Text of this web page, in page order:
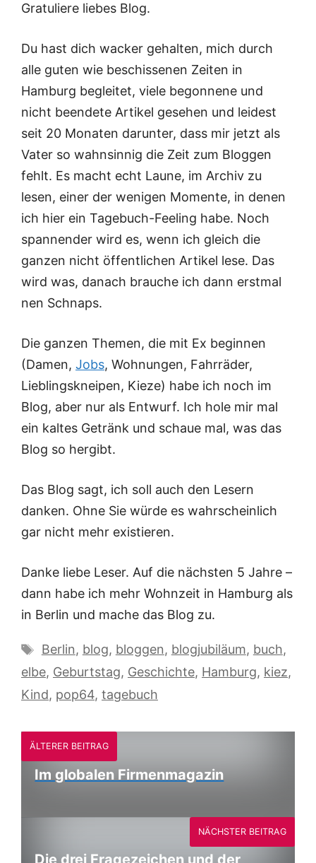
Gratuliere liebes Blog.
Du hast dich wacker gehalten, mich durch
alle guten wie beschissenen Zeiten in
Hamburg begleitet, viele begonnene und
nicht beendete Artikel gesehen und leidest
seit 20 Monaten darunter, dass mir jetzt als
Vater so wahnsinnig die Zeit zum Bloggen
fehlt. Es macht echt Laune, im Archiv zu
lesen, einer der wenigen Momente, in denen
ich hier ein Tagebuch-Feeling habe. Noch
spannender wird es, wenn ich gleich die
ganzen nicht öffentlichen Artikel lese. Das
wird was, danach brauche ich dann erstmal
nen Schnaps.
Die ganzen Themen, die mit Ex beginnen
(Damen, Jobs, Wohnungen, Fahrräder,
Lieblingskneipen, Kieze) habe ich noch im
Blog, aber nur als Entwurf. Ich hole mir mal
ein kaltes Getränk und schaue mal, was das
Blog so hergibt.
Das Blog sagt, ich soll auch den Lesern
danken. Ohne Sie würde es wahrscheinlich
gar nicht mehr existieren.
Danke liebe Leser. Auf die nächsten 5 Jahre –
dann habe ich mehr Wohnzeit in Hamburg als
in Berlin und mache das Blog zu.
Schlagwörter
Berlin, blog, bloggen, blogjubiläum, buch,
elbe, Geburtstag, Geschichte, Hamburg, kiez,
Kind, pop64, tagebuch
ÄLTERER BEITRAG
Im globalen Firmenmagazin
Die drei Fragezeichen und der
NÄCHSTER BEITRAG